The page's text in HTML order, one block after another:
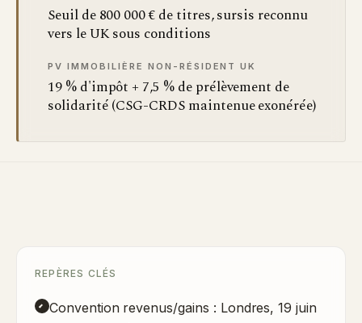
Seuil de 800 000 € de titres, sursis reconnu
vers le UK sous conditions
PV IMMOBILIÈRE NON-RÉSIDENT UK
19 % d'impôt + 7,5 % de prélèvement de
solidarité (CSG-CRDS maintenue exonérée)
REPÈRES CLÉS
Convention revenus/gains : Londres, 19 juin